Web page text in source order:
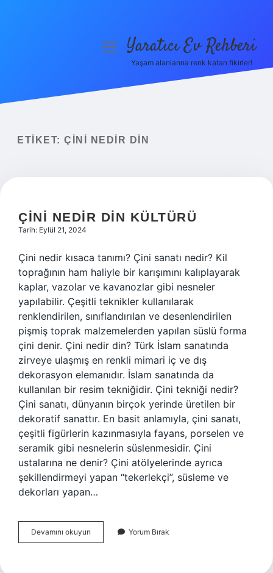
Yasal Uyarı
menüyüYaratıcı Ev Rehberi
Yaşam alanlarına renk katan fikirler!
ETIKET: ÇINI NEDIR DIN
ÇINI NEDIR DIN KÜLTÜRÜ
Tarih: Eylül 21, 2024
Çini nedir kısaca tanımı? Çini sanatı nedir? Kil
toprağının ham haliyle bir karışımını kalıplayarak
kaplar, vazolar ve kavanozlar gibi nesneler
yapılabilir. Çeşitli teknikler kullanılarak
renklendirilen, sınıflandırılan ve desenlendirilen
pişmiş toprak malzemelerden yapılan süslü forma
çini denir. Çini nedir din? Türk İslam sanatında
zirveye ulaşmış en renkli mimari iç ve dış
dekorasyon elemanıdır. İslam sanatında da
kullanılan bir resim tekniğidir. Çini tekniği nedir?
Çini sanatı, dünyanın birçok yerinde üretilen bir
dekoratif sanattır. En basit anlamıyla, çini sanatı,
çeşitli figürlerin kazınmasıyla fayans, porselen ve
seramik gibi nesnelerin süslenmesidir. Çini
ustalarına ne denir? Çini atölyelerinde ayrıca
şekillendirmeyi yapan “tekerlekçi”, süsleme ve
dekorları yapan…
Devamını okuyun
Nedir
Yorum Bırak